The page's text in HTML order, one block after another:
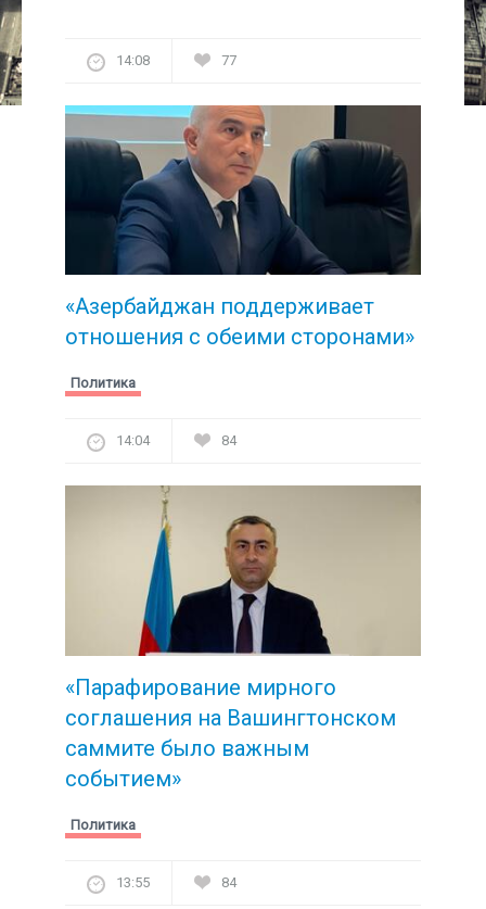
14:08 77
«Азербайджан поддерживает
отношения с обеими сторонами»
Политика
14:04 84
«Парафирование мирного
соглашения на Вашингтонском
саммите было важным
событием»
Политика
13:55 84